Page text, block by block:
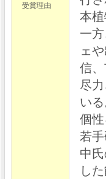
受賞理由
本
一
ェ
信
尽
い
個
若
中
し